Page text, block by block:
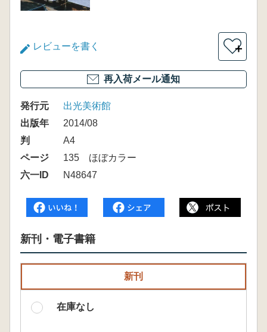
レビューを書く ＋
再入荷メール通知
発行元
出光美術館
出版年
2014/08
判
A4
ページ
135 ほぼカラー
六一ID
N48647
新刊・電子書籍
新刊
在庫なし